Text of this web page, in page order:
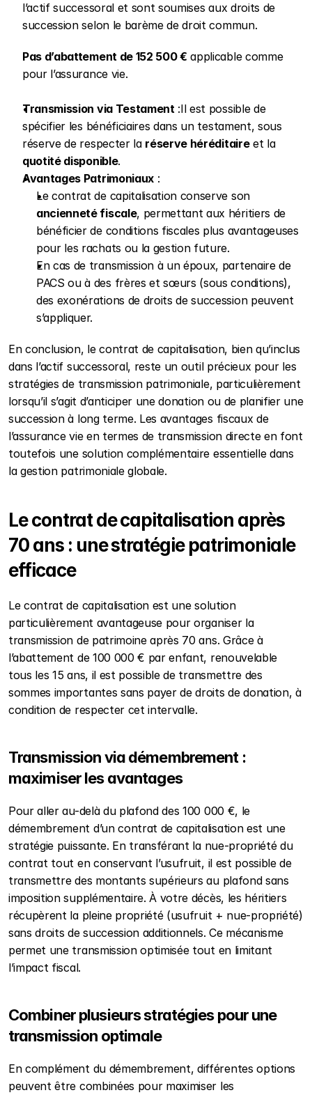
l’actif successoral et sont soumises aux droits de
succession selon le barème de droit commun.
Pas d’abattement de 152 500 € applicable comme
pour l’assurance vie.
Transmission via Testament :Il est possible de
spécifier les bénéficiaires dans un testament, sous
réserve de respecter la réserve héréditaire
et la
quotité disponible.
Avantages Patrimoniaux :
Le contrat de capitalisation conserve son
ancienneté fiscale, permettant aux héritiers de
bénéficier de conditions fiscales plus avantageuses
pour les rachats ou la gestion future.
En cas de transmission à un époux, partenaire de
PACS ou à des frères et sœurs (sous conditions),
des exonérations de droits de succession peuvent
s’appliquer.
En conclusion, le contrat de capitalisation, bien qu’inclus
dans l’actif successoral, reste un outil précieux pour les
stratégies de transmission patrimoniale, particulièrement
lorsqu’il s’agit d’anticiper une donation ou de planifier une
succession à long terme. Les avantages fiscaux de
l’assurance vie en termes de transmission directe en font
toutefois une solution complémentaire essentielle dans
la gestion patrimoniale globale.
Le contrat de capitalisation après
70 ans : une stratégie patrimoniale
efficace
Le contrat de capitalisation est une solution
particulièrement avantageuse pour organiser la
transmission de patrimoine après 70 ans. Grâce à
l’abattement de 100 000 € par enfant, renouvelable
tous les 15 ans, il est possible de transmettre des
sommes importantes sans payer de droits de donation, à
condition de respecter cet intervalle.
Transmission via démembrement :
maximiser les avantages
Pour aller au-delà du plafond des 100 000 €, le
démembrement d’un contrat de capitalisation est une
stratégie puissante. En transférant la nue-propriété du
contrat tout en conservant l’usufruit, il est possible de
transmettre des montants supérieurs au plafond sans
imposition supplémentaire. À votre décès, les héritiers
récupèrent la pleine propriété (usufruit + nue-propriété)
sans droits de succession additionnels. Ce mécanisme
permet une transmission optimisée tout en limitant
l’impact fiscal.
Combiner plusieurs stratégies pour une
transmission optimale
En complément du démembrement, différentes options
peuvent être combinées pour maximiser les